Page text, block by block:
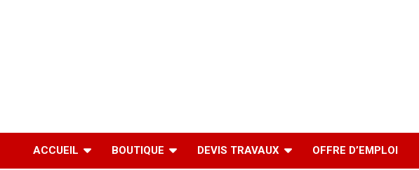
ACCUEIL BOUTIQUE DEVIS TRAVAUX OFFRE D’EMPLOI